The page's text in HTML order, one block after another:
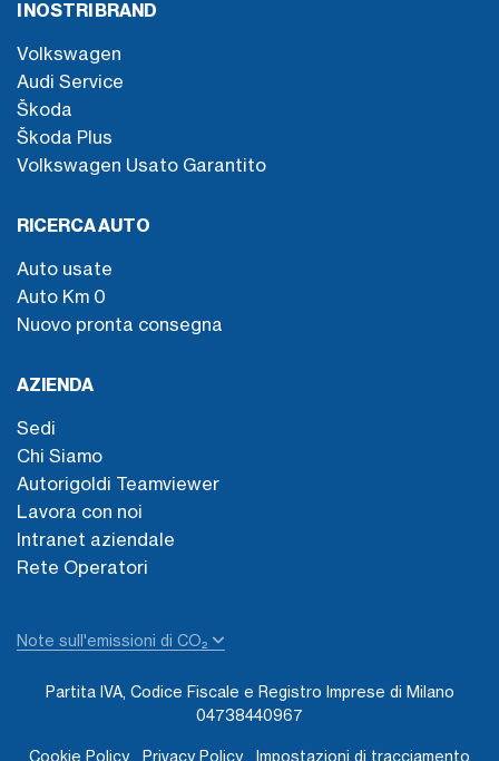
I NOSTRI BRAND
Volkswagen
Audi Service
Škoda
Škoda Plus
Volkswagen Usato Garantito
RICERCA AUTO
Auto usate
Auto Km 0
Nuovo pronta consegna
AZIENDA
Sedi
Chi Siamo
Autorigoldi Teamviewer
Lavora con noi
Intranet aziendale
Rete Operatori
Note sull'emissioni di CO₂
Partita IVA, Codice Fiscale e Registro Imprese di Milano
04738440967
Cookie Policy Privacy Policy Impostazioni di tracciamento